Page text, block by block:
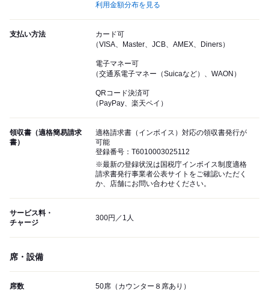
利用金額分布を見る
支払い方法
カード可
（VISA、Master、JCB、AMEX、Diners）
電子マネー可
（交通系電子マネー（Suicaなど）、WAON）
QRコード決済可
（PayPay、楽天ペイ）
領収書（適格簡易請求
書）
適格請求書（インボイス）対応の領収書発行が
可能
登録番号：T6010003025112
※最新の登録状況は国税庁インボイス制度適格
請求書発行事業者公表サイトをご確認いただく
か、店舗にお問い合わせください。
サービス料・
チャージ
300円／1人
席・設備
席数 50席（カウンター８席あり）